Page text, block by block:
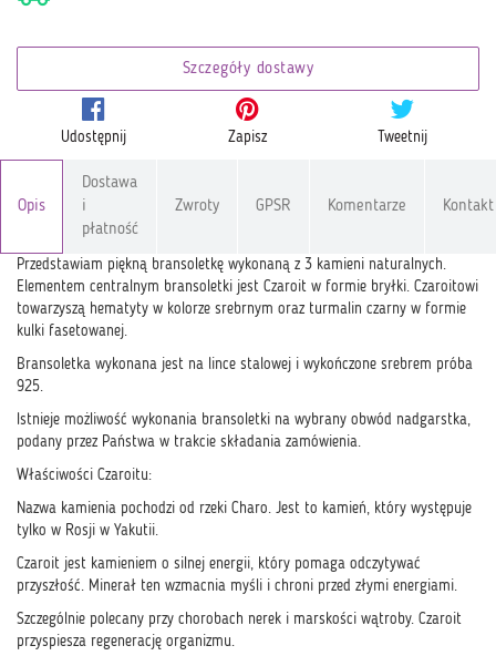
Szczegóły dostawy
Udostępnij Zapisz Tweetnij
Opis
Dostawa
i
płatność
Zwroty GPSR Komentarze Kontakt
Przedstawiam piękną bransoletkę wykonaną z 3 kamieni naturalnych.
Elementem centralnym bransoletki jest Czaroit w formie bryłki. Czaroitowi
towarzyszą hematyty w kolorze srebrnym oraz turmalin czarny w formie
kulki fasetowanej.
Bransoletka wykonana jest na lince stalowej i wykończone srebrem próba
925.
Istnieje możliwość wykonania bransoletki na wybrany obwód nadgarstka,
podany przez Państwa w trakcie składania zamówienia.
Właściwości Czaroitu:
Nazwa kamienia pochodzi od rzeki Charo. Jest to kamień, który występuje
tylko w Rosji w Yakutii.
Czaroit jest kamieniem o silnej energii, który pomaga odczytywać
przyszłość. Minerał ten wzmacnia myśli i chroni przed złymi energiami.
Szczególnie polecany przy chorobach nerek i marskości wątroby. Czaroit
przyspiesza regenerację organizmu.